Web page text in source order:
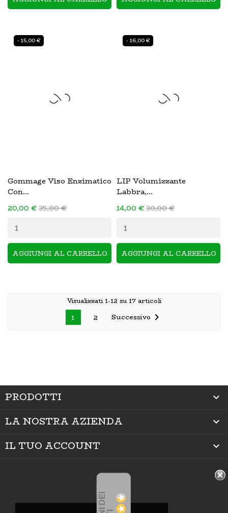
Gommage Viso Enzimatico
Con...
20,00 €35,00 €
AGGIUNGI AL CARRELLO
- 15,00 €
LIP Volumizzante
Labbra,...
14,00 €30,00 €
AGGIUNGI AL CARRELLO
- 16,00 €
Visualizzati 1-12 su 17 articoli
1 2 Successivo 
PRODOTTI 
LA NOSTRA AZIENDA 
IL TUO ACCOUNT 